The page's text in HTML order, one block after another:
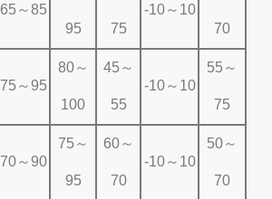
65～85
95 75
-10～10
70
75～95
80～
100
45～
55
-10～10
55～
75
70～90
75～
95
60～
70
-10～10
50～
70